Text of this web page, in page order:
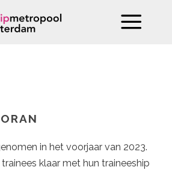
in het voorjaar van 2023.
klaar met hun traineeship